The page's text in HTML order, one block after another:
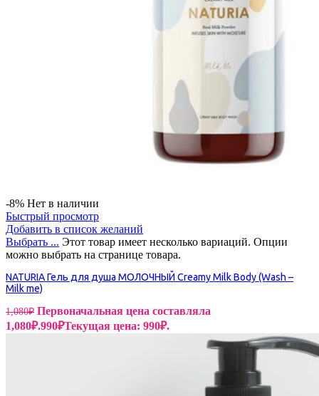
-8% Нет в наличии
Быстрый просмотр
Добавить в список желаний
Выбрать ... Этот товар имеет несколько вариаций. Опции
можно выбрать на странице товара.
NATURIA Гель для душа МОЛОЧНЫЙ Creamy Milk Body (Wash –
Milk me)
1,080₽ Первоначальная цена составляла
1,080₽.990₽Текущая цена: 990₽.